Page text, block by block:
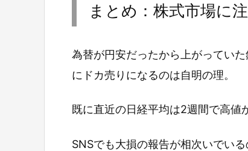
まとめ：株式市場に
為替が円安だったから上がってい
にドカ売りになるのは自明の理。
既に直近の日経平均は2週間で高値
SNSでも大損の報告が相次いでいる